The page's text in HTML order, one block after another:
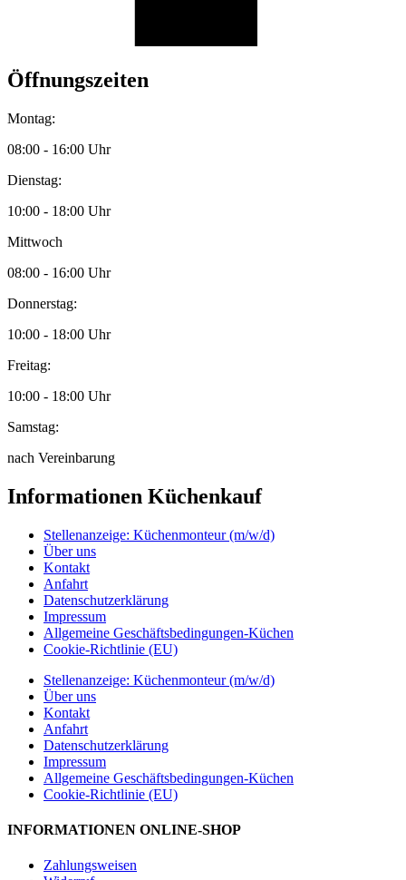
Öffnungszeiten
Montag:
08:00 - 16:00 Uhr
Dienstag:
10:00 - 18:00 Uhr
Mittwoch
08:00 - 16:00 Uhr
Donnerstag:
10:00 - 18:00 Uhr
Freitag:
10:00 - 18:00 Uhr
Samstag:
nach Vereinbarung
Informationen Küchenkauf
Stellenanzeige: Küchenmonteur (m/w/d)
Über uns
Kontakt
Anfahrt
Datenschutzerklärung
Impressum
Allgemeine Geschäftsbedingungen-Küchen
Cookie-Richtlinie (EU)
Stellenanzeige: Küchenmonteur (m/w/d)
Über uns
Kontakt
Anfahrt
Datenschutzerklärung
Impressum
Allgemeine Geschäftsbedingungen-Küchen
Cookie-Richtlinie (EU)
INFORMATIONEN ONLINE-SHOP
Zahlungsweisen